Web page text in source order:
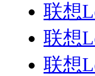
联想
联想
联想